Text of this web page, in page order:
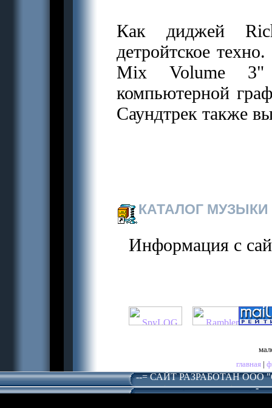
Как диджей
детройтское
Mix Volume 3"
компьютерной
Саундтрек также
КАТАЛОГ МУЗЫКИ
Информация с
главная |
--= САЙТ РАЗРАБОТАН ООО
-